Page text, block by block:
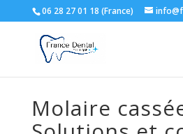
06 28 27 01 18 (France)
Molaire